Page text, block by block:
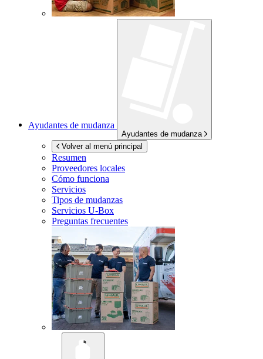
Ayudantes de mudanza
Ayudantes de mudanza
Volver al menú principal
Resumen
Proveedores locales
Cómo funciona
Servicios
Tipos de mudanzas
Servicios U-Box
Preguntas frecuentes